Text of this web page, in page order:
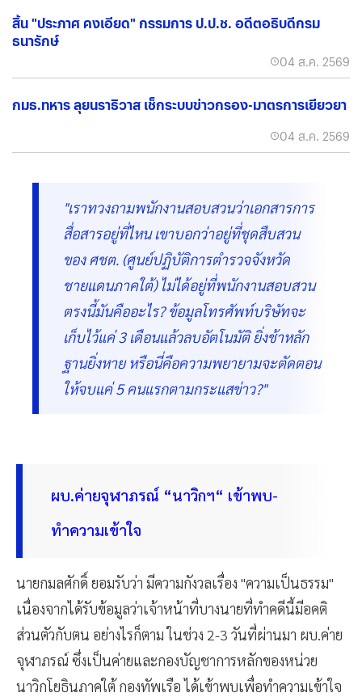
สิ้น "ประภาศ คงเอียด" กรรมการ ป.ป.ช. อดีตอธิบดีกรม
ธนารักษ์
04 ส.ค. 2569
กมธ.ทหาร ลุยนราธิวาส เช็กระบบข่าวกรอง-มาตรการเยียวยา
04 ส.ค. 2569
"เราทวงถามพนักงานสอบสวนว่าเอกสารการ
สื่อสารอยู่ที่ไหน เขาบอกว่าอยู่ที่ชุดสืบสวน
ของ ศชต. (ศูนย์ปฏิบัติการตำรวจจังหวัด
ชายแดนภาคใต้) ไม่ได้อยู่ที่พนักงานสอบสวน
ตรงนี้มันคืออะไร? ข้อมูลโทรศัพท์บริษัทจะ
เก็บไว้แค่ 3 เดือนแล้วลบอัตโนมัติ ยิ่งช้าหลัก
ฐานยิ่งหาย หรือนี่คือความพยายามจะตัดตอน
ให้จบแค่ 5 คนแรกตามกระแสข่าว?"
ผบ.ค่ายจุฬาภรณ์ “นาวิกฯ“ เข้าพบ-
ทำความเข้าใจ
นายกมลศักดิ์ ยอมรับว่า มีความกังวลเรื่อง "ความเป็นธรรม"
เนื่องจากได้รับข้อมูลว่าเจ้าหน้าที่บางนายที่ทำคดีนี้มีอคติ
ส่วนตัวกับตน อย่างไรก็ตาม ในช่วง 2-3 วันที่ผ่านมา ผบ.ค่าย
จุฬาภรณ์ ซึ่งเป็นค่ายและกองบัญชาการหลักของหน่วย
นาวิกโยธินภาคใต้ กองทัพเรือ ได้เข้าพบเพื่อทำความเข้าใจ